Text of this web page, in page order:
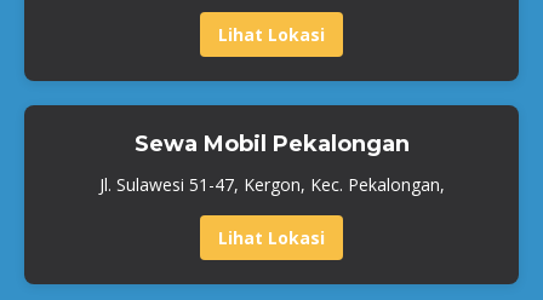
Lihat Lokasi
Sewa Mobil Pekalongan
Jl. Sulawesi 51-47, Kergon, Kec. Pekalongan,
Lihat Lokasi